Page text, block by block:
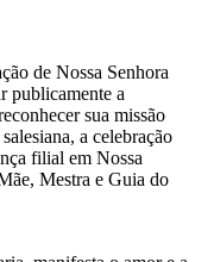
de Nossa Senhora
publicamente a
sua missão
a celebração
filial em Nossa
Mestra e Guia do